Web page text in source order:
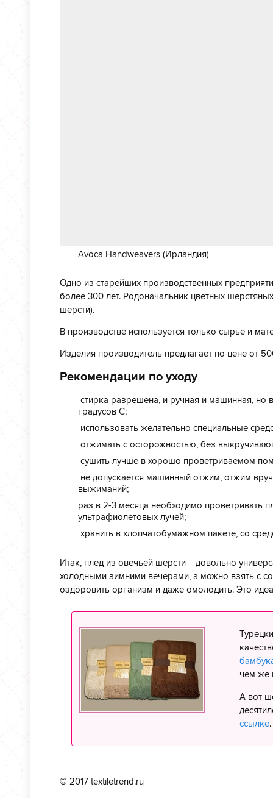
Avoca Handweavers (Ирландия)
Одно из старейших производственных
более 300 лет. Родоначальник цветных
шерсти).
В производстве используется только сырье и
Изделия производитель предлагает по цене от
Рекомендации по уходу
стирка разрешена, и ручная и машинная,
градусов С;
использовать желательно специальные
отжимать с осторожностью, без
сушить лучше в хорошо проветриваемом
не допускается машинный отжим, отжим
выжиманий;
раз в 2-3 месяца необходимо проветривать
ультрафиолетовых лучей;
хранить в хлопчатобумажном пакете, со
Итак, плед из овечьей шерсти – довольно
холодными зимними вечерами, а можно взять с
оздоровить организм и даже омолодить. Это
чем же
А вот
ссылке.
© 2017 textiletrend.ru